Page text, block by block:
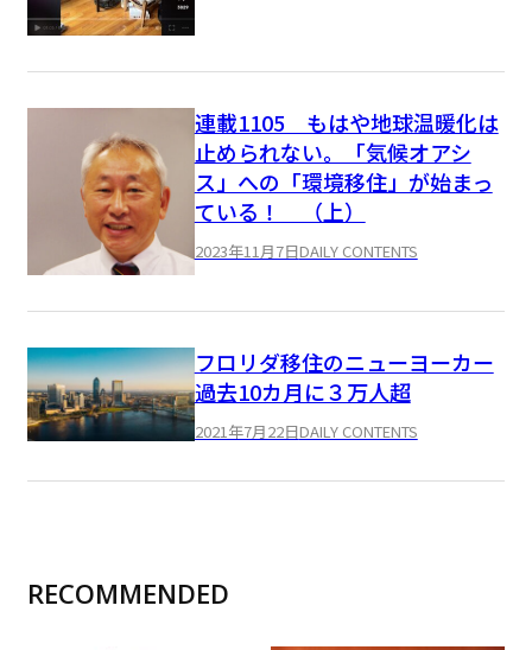
連載1105 もはや地球温暖化は
止められない。「気候オアシ
ス」への「環境移住」が始まっ
ている！ （上）
2023年11月7日DAILY CONTENTS
フロリダ移住のニューヨーカー
過去10カ月に３万人超
2021年7月22日DAILY CONTENTS
RECOMMENDED